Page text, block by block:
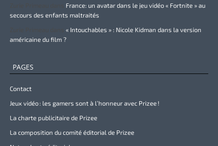
France: un avatar dans le jeu vidéo « Fortnite » au
secours des enfants maltraités
« Intouchables » : Nicole Kidman dans la version
américaine du film ?
PAGES
Contact
Jeux vidéo : les gamers sont à l’honneur avec Prizee !
La charte publicitaire de Prizee
La composition du comité éditorial de Prizee